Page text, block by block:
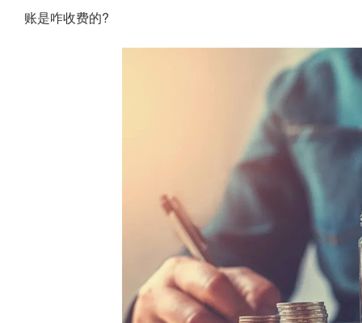
账是咋收费的?